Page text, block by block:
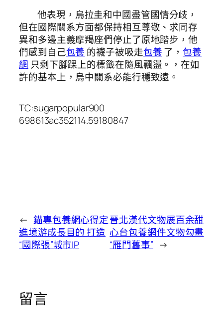
他表現，烏拉圭和中國盡管國情分歧，
但在國際關系方面都保持相互尊敬、求同存
異和多邊主義摩羯座們停止了原地踏步，他
們感到自己包養 的襪子被吸走包養了，包養
網 只剩下腳踝上的標籤在隨風飄盪。，在如
許的基本上，烏中關系必能行穩致遠。
TC:sugarpopular900
698613ac352114.59180847
← 錨專包養網心得定
進境游成長目的 打造
“國際張”城市IP
晉北漢代文物展百余甜
心台包養網件文物勾畫
“雁門舊事” →
留言